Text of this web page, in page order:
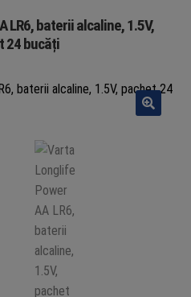
LR6, baterii alcaline, 1.5V,
24 bucăți